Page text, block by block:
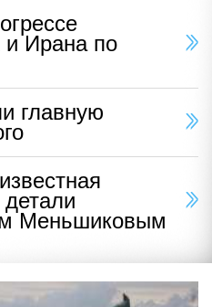
Ирана по
главную
Меньшиковым